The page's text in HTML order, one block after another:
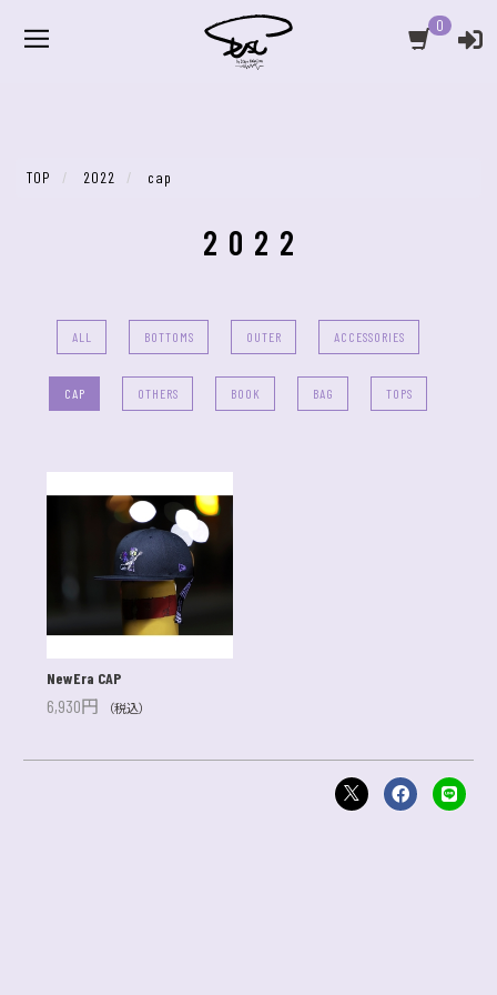
0
TOP 2022 cap
2022
ALL BOTTOMS OUTER ACCESSORIES
CAP OTHERS BOOK BAG TOPS
NewEra CAP
6,930円 （税込）